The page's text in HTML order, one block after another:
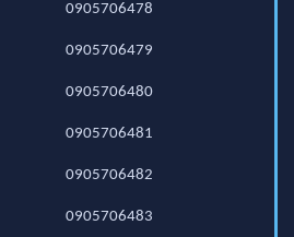
0905706478
0905706479
0905706480
0905706481
0905706482
0905706483